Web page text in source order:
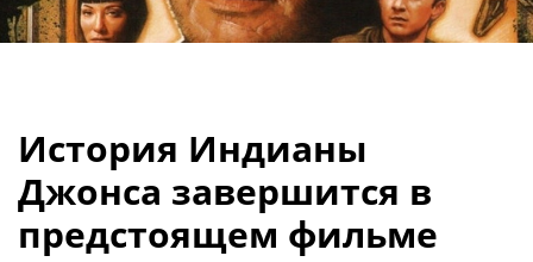
История Индианы
Джонса завершится в
предстоящем фильме